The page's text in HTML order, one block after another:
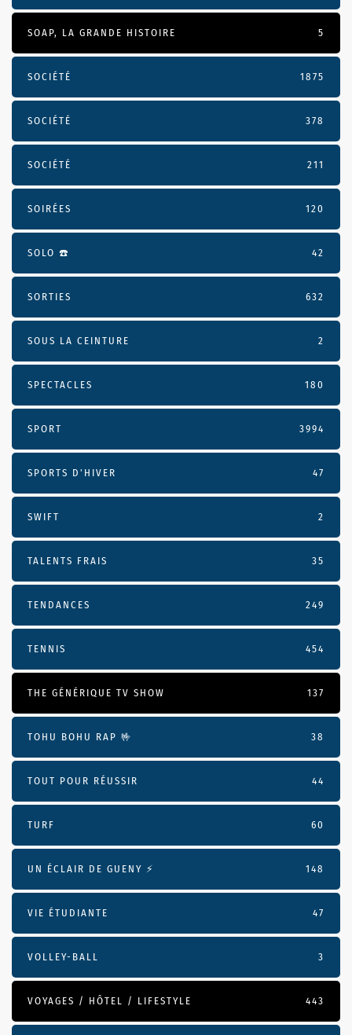
SOAP, LA GRANDE HISTOIRE 5
SOCIÉTÉ 1875
SOCIÉTÉ 378
SOCIÉTÉ 211
SOIRÉES 120
SOLO ☎️ 42
SORTIES 632
SOUS LA CEINTURE 2
SPECTACLES 180
SPORT 3994
SPORTS D'HIVER 47
SWIFT 2
TALENTS FRAIS 35
TENDANCES 249
TENNIS 454
THE GÉNÉRIQUE TV SHOW 137
TOHU BOHU RAP 🤟 38
TOUT POUR RÉUSSIR 44
TURF 60
UN ÉCLAIR DE GUENY ⚡️ 148
VIE ÉTUDIANTE 47
VOLLEY-BALL 3
VOYAGES / HÔTEL / LIFESTYLE 443